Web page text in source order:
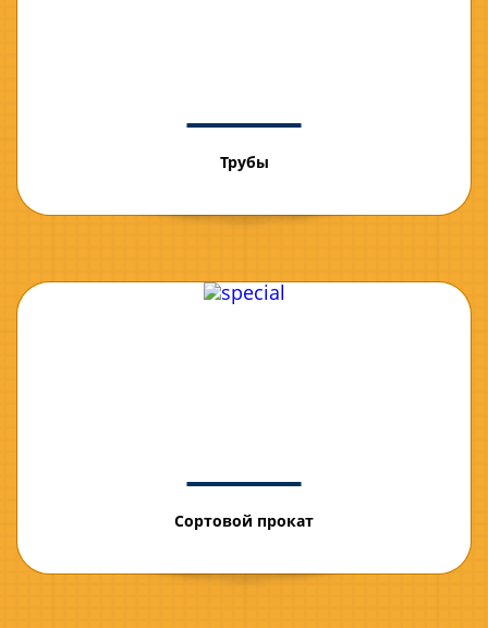
Трубы
Сортовой прокат